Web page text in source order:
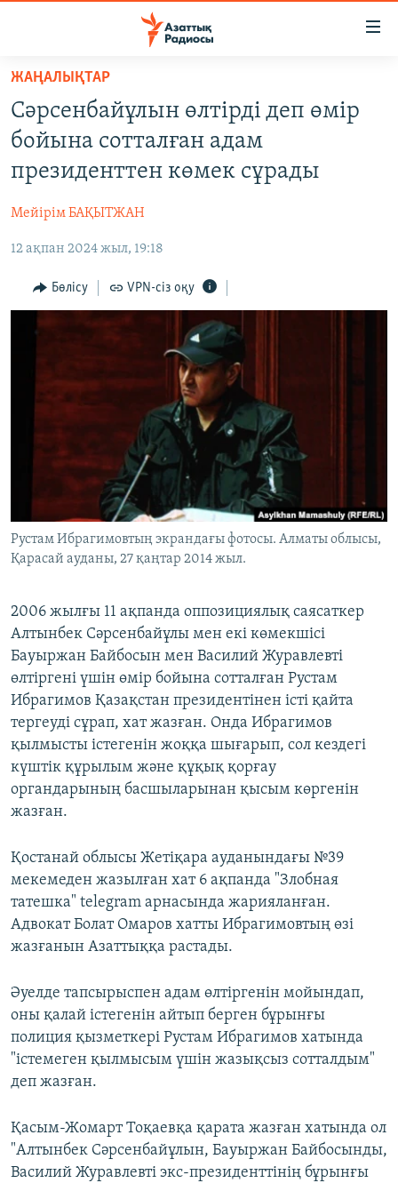
Skip
main
content
to
main
Navigation
Skip
Search
ЖАҢАЛЫҚТАР
САЯСАТ
АДАМ ҚҰҚЫҚТАРЫ
ӘЛЕУМЕТ
ӘЛЕМ
АРНАЙЫ ЖОБАЛАР
Басқа тілдерде
ЖАҢАЛЫҚТАР
Сәрсенбайұлын өлтірді деп өмір
бойына сотталған адам
президенттен көмек сұрады
Мейірім БАҚЫТЖАН
12 ақпан 2024 жыл, 19:18
Бөлісу VPN-сіз оқу
Рустам Ибрагимовтың экрандағы фотосы. Алматы облысы,
Қарасай ауданы, 27 қаңтар 2014 жыл.
2006 жылғы 11 ақпанда оппозициялық саясаткер
Алтынбек Сәрсенбайұлы мен екі көмекшісі
Бауыржан Байбосын мен Василий Журавлевті
өлтіргені үшін өмір бойына сотталған Рустам
Ибрагимов Қазақстан президентінен істі қайта
тергеуді сұрап, хат жазған. Онда Ибрагимов
қылмысты істегенін жоққа шығарып, сол кездегі
күштік құрылым және құқық қорғау
органдарының басшыларынан қысым көргенін
жазған.
Қостанай облысы Жетіқара ауданындағы №39
мекемеден жазылған хат 6 ақпанда "Злобная
татешка" telegram арнасында жарияланған.
Адвокат Болат Омаров хатты Ибрагимовтың өзі
жазғанын Азаттыққа растады.
Әуелде тапсырыспен адам өлтіргенін мойындап,
оны қалай істегенін айтып берген бұрынғы
полиция қызметкері Рустам Ибрагимов хатында
"істемеген қылмысым үшін жазықсыз сотталдым"
деп жазған.
Қасым-Жомарт Тоқаевқа қарата жазған хатында ол
"Алтынбек Сәрсенбайұлын, Бауыржан Байбосынды,
Василий Журавлевті экс-президенттінің бұрынғы